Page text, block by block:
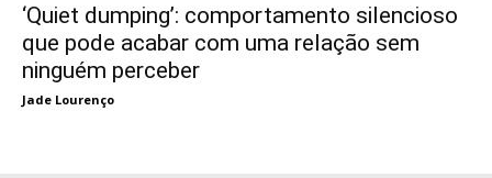
‘Quiet dumping’: comportamento silencioso
que pode acabar com uma relação sem
ninguém perceber
Jade Lourenço